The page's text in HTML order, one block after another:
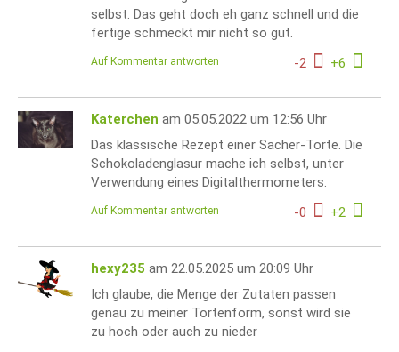
selbst. Das geht doch eh ganz schnell und die
fertige schmeckt mir nicht so gut.
-2 +6
Auf Kommentar antworten
Katerchen am 05.05.2022 um 12:56 Uhr
Das klassische Rezept einer Sacher-Torte. Die
Schokoladenglasur mache ich selbst, unter
Verwendung eines Digitalthermometers.
-0 +2
Auf Kommentar antworten
hexy235 am 22.05.2025 um 20:09 Uhr
Ich glaube, die Menge der Zutaten passen
genau zu meiner Tortenform, sonst wird sie
zu hoch oder auch zu nieder